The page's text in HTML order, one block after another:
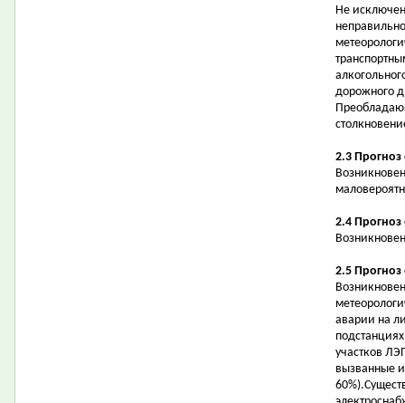
Не
дорожного
2.3
2.4 Прогноз
2.5 Прогноз
аварии на
участков
вызванные